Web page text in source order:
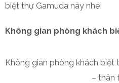
biệt thự Gamuda này nhé!
Không gian phòng khách
Không gian phòng khách biệt
– thân